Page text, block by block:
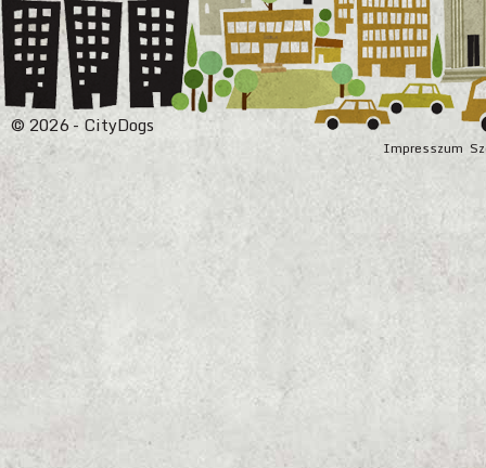
Impresszum
© 2026 - CityDogs